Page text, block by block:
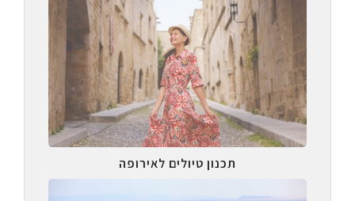
תכנון טיולים לאירופה